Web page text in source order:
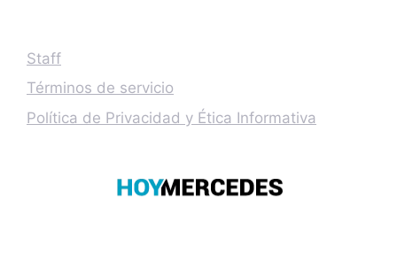
Staff
Términos de servicio
Política de Privacidad y Ética Informativa